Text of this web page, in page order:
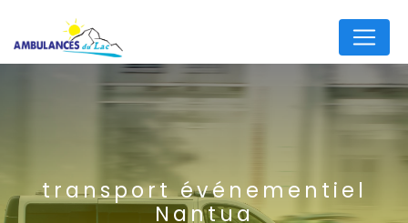
transport événementiel
Nantua